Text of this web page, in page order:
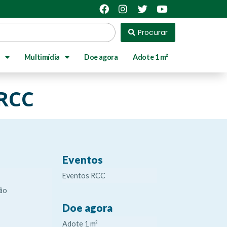
Procurar
Multimídia Doe agora Adote 1 m²
Eventos
Eventos RCC
Doe agora
Adote 1 m²